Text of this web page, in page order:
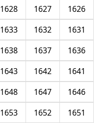
1626
1627
1628
1631
1632
1633
1636
1637
1638
1641
1642
1643
1646
1647
1648
1651
1652
1653